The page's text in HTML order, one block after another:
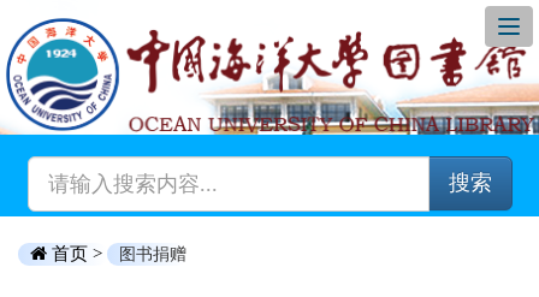
搜索
首页 > 图书捐赠